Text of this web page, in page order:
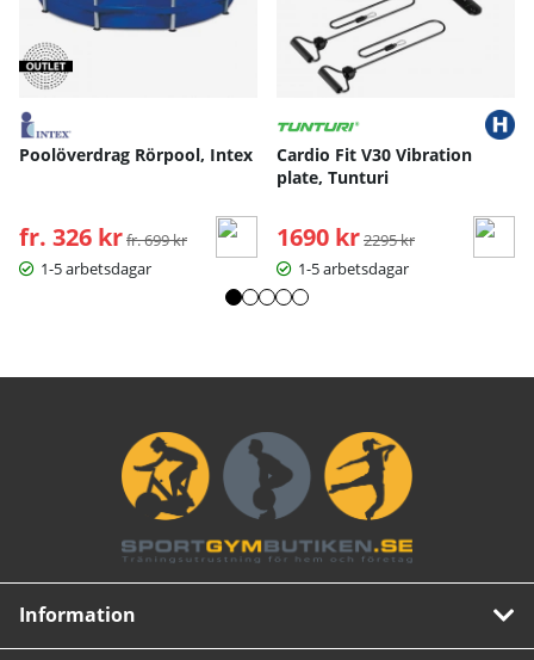
Poolöverdrag Rörpool, Intex
fr. 326 kr Ordinarie pris:
fr. 699 kr
1-5 arbetsdagar
Cardio Fit V30 Vibration
plate, Tunturi
1690 kr Ordinarie pris:
2295 kr
1-5 arbetsdagar
Information